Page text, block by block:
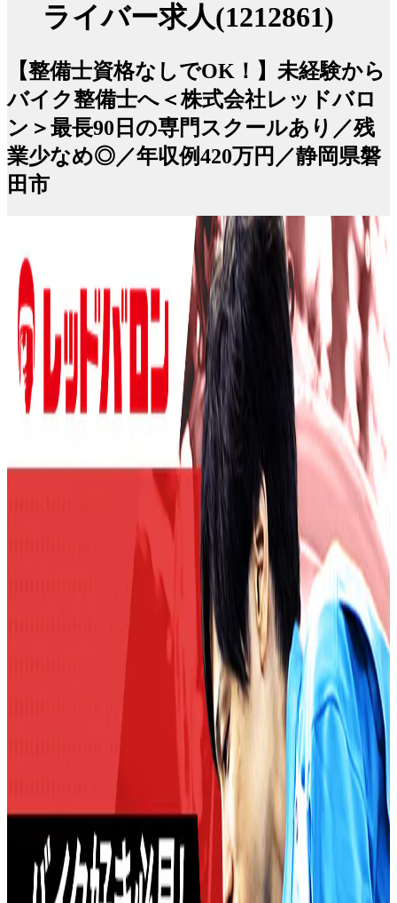
ライバー求人(1212861)
【整備士資格なしでOK！】未経験から
バイク整備士へ＜株式会社レッドバロ
ン＞最長90日の専門スクールあり／残
業少なめ◎／年収例420万円／静岡県磐
田市